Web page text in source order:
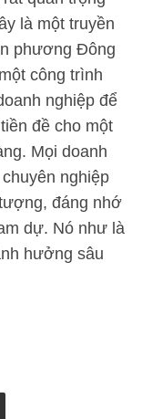
là một truyền
phương Đông
công trình
nghiệp để
đề cho một
Mọi doanh
nghiệp
đáng nhớ
dự. Nó như là
hưởng sâu